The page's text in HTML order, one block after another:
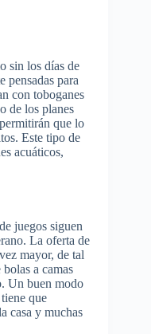
sin los días de
pensadas para
con toboganes
de los planes
que lo
Este tipo de
acuáticos,
juegos siguen
La oferta de
mayor, de tal
a camas
Un buen modo
que
casa y muchas